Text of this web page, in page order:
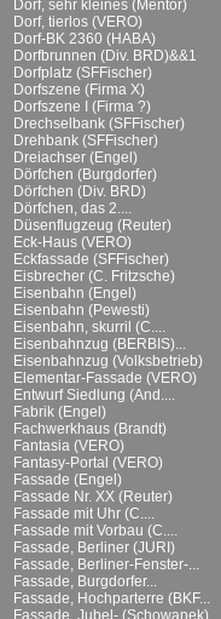
Dorf, sehr kleines (Mentor)
Dorf, tierlos (VERO)
Dorf-BK 2360 (HABA)
Dorfbrunnen (Div. BRD)&&1
Dorfplatz (SFFischer)
Dorfszene (Firma X)
Dorfszene I (Firma ?)
Drechselbank (SFFischer)
Drehbank (SFFischer)
Dreiachser (Engel)
Dörfchen (Burgdorfer)
Dörfchen (Div. BRD)
Dörfchen, das 2....
Düsenflugzeug (Reuter)
Eck-Haus (VERO)
Eckfassade (SFFischer)
Eisbrecher (C. Fritzsche)
Eisenbahn (Engel)
Eisenbahn (Pewesti)
Eisenbahn, skurril (C....
Eisenbahnzug (BERBIS)...
Eisenbahnzug (Volksbetrieb)
Elementar-Fassade (VERO)
Entwurf Siedlung (And....
Fabrik (Engel)
Fachwerkhaus (Brandt)
Fantasia (VERO)
Fantasy-Portal (VERO)
Fassade (Engel)
Fassade Nr. XX (Reuter)
Fassade mit Uhr (C....
Fassade mit Vorbau (C....
Fassade, Berliner (JURI)
Fassade, Berliner-Fenster-...
Fassade, Burgdorfer...
Fassade, Hochparterre (BKF...
Fassade, Jubel- (Schowanek)